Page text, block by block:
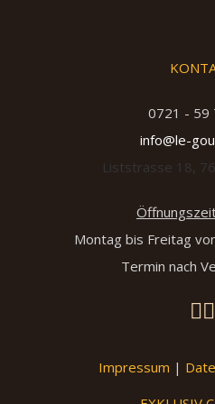
0721 - 59
info@le-
Liststrasse 18,
Montag bis Freitag
Termin nach
Impressum |